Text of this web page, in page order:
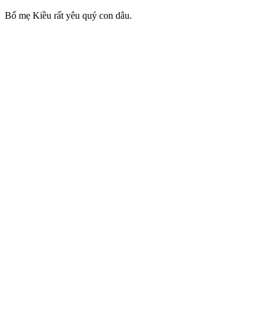
Bố mẹ Kiều rất yêu quý con dâu.